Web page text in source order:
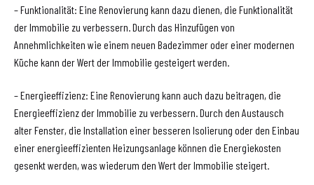
– Funktionalität: Eine Renovierung kann dazu dienen, die Funktionalität
der Immobilie zu verbessern. Durch das Hinzufügen von
Annehmlichkeiten wie einem neuen Badezimmer oder einer modernen
Küche kann der Wert der Immobilie gesteigert werden.
– Energieeffizienz: Eine Renovierung kann auch dazu beitragen, die
Energieeffizienz der Immobilie zu verbessern. Durch den Austausch
alter Fenster, die Installation einer besseren Isolierung oder den Einbau
einer energieeffizienten Heizungsanlage können die Energiekosten
gesenkt werden, was wiederum den Wert der Immobilie steigert.